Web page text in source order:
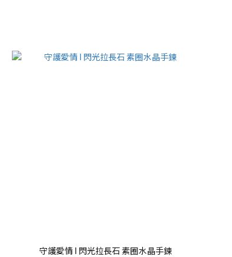
守護愛情 I 閃光拉長石 素圈水晶手鍊